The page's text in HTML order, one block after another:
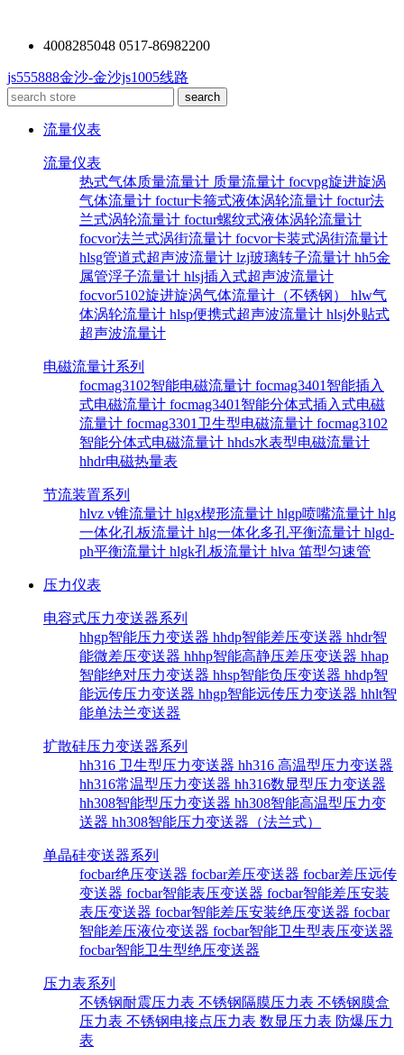
4008285048 0517-86982200
js555888金沙-金沙js1005线路
流量仪表
流量仪表
热式气体质量流量计 质量流量计 focvpg旋进旋涡
气体流量计 foctur卡箍式液体涡轮流量计 foctur法
兰式涡轮流量计 foctur螺纹式液体涡轮流量计
focvor法兰式涡街流量计 focvor卡装式涡街流量计
hlsg管道式超声波流量计 lzj玻璃转子流量计 hh5金
属管浮子流量计 hlsj插入式超声波流量计
focvor5102旋进旋涡气体流量计（不锈钢） hlw气
体涡轮流量计 hlsp便携式超声波流量计 hlsj外贴式
超声波流量计
电磁流量计系列
focmag3102智能电磁流量计 focmag3401智能插入
式电磁流量计 focmag3401智能分体式插入式电磁
流量计 focmag3301卫生型电磁流量计 focmag3102
智能分体式电磁流量计 hhds水表型电磁流量计
hhdr电磁热量表
节流装置系列
hlvz v锥流量计 hlgx楔形流量计 hlgp喷嘴流量计 hlg
一体化孔板流量计 hlg一体化多孔平衡流量计 hlgd-
ph平衡流量计 hlgk孔板流量计 hlva 笛型匀速管
压力仪表
电容式压力变送器系列
hhgp智能压力变送器 hhdp智能差压变送器 hhdr智
能微差压变送器 hhhp智能高静压差压变送器 hhap
智能绝对压力变送器 hhsp智能负压变送器 hhdp智
能远传压力变送器 hhgp智能远传压力变送器 hhlt智
能单法兰变送器
扩散硅压力变送器系列
hh316 卫生型压力变送器 hh316 高温型压力变送器
hh316常温型压力变送器 hh316数显型压力变送器
hh308智能型压力变送器 hh308智能高温型压力变
送器 hh308智能压力变送器（法兰式）
单晶硅变送器系列
focbar绝压变送器 focbar差压变送器 focbar差压远传
变送器 focbar智能表压变送器 focbar智能差压安装
表压变送器 focbar智能差压安装绝压变送器 focbar
智能差压液位变送器 focbar智能卫生型表压变送器
focbar智能卫生型绝压变送器
压力表系列
不锈钢耐震压力表 不锈钢隔膜压力表 不锈钢膜盒
压力表 不锈钢电接点压力表 数显压力表 防爆压力
表